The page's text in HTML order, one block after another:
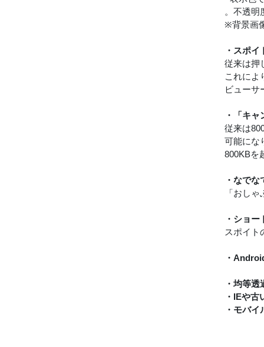
。不透明
※背景画
・スポ
従来は押
これによ
ビューサ
・「キ
従来は
可能にな
800KBを
・なで
「おし
・ショ
スポイト
・
・均等
・IEや
・モバ